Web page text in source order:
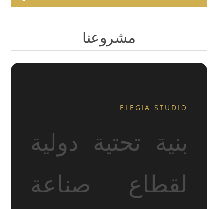
Collections
مشروعنا
ELEGIA STUDIO
بنية تحتية دولية
لقطاع صناعة